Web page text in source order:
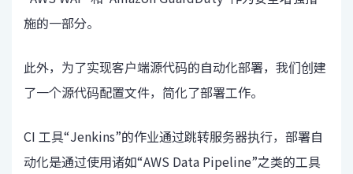
施的一部分。
此外，为了实现客户端源代码的自动化部署，我们创建
了一个源代码配置文件，简化了部署工作。
CI 工具“Jenkins”的作业通过跳转服务器执行，部署自
动化是通过使用诸如“AWS Data Pipeline”之类的工具